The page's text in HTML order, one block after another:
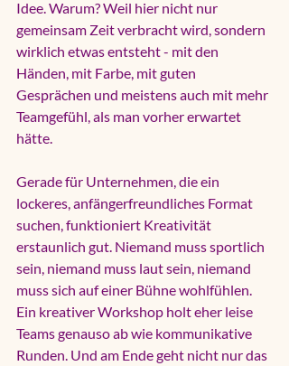
Idee. Warum? Weil hier nicht nur
gemeinsam Zeit verbracht wird, sondern
wirklich etwas entsteht - mit den
Händen, mit Farbe, mit guten
Gesprächen und meistens auch mit mehr
Teamgefühl, als man vorher erwartet
hätte.
Gerade für Unternehmen, die ein
lockeres, anfängerfreundliches Format
suchen, funktioniert Kreativität
erstaunlich gut. Niemand muss sportlich
sein, niemand muss laut sein, niemand
muss sich auf einer Bühne wohlfühlen.
Ein kreativer Workshop holt eher leise
Teams genauso ab wie kommunikative
Runden. Und am Ende geht nicht nur das